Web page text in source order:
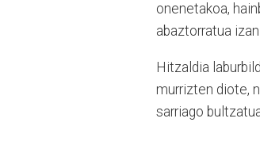
onenetakoa,
abaztorratua
Hitzaldia
murrizten diote,
sarriago